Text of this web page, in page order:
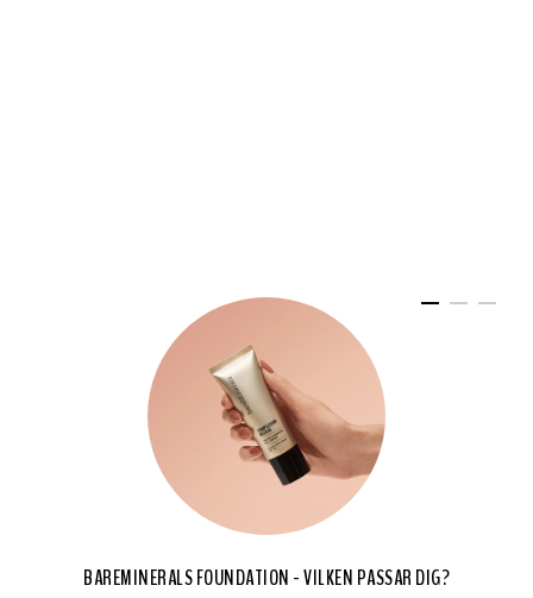
BAREMINERALS FOUNDATION - VILKEN PASSAR DIG?